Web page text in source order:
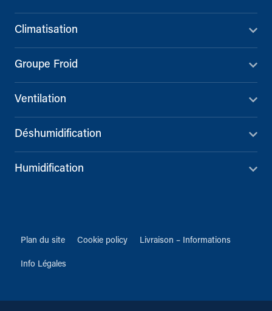
Climatisation
Groupe Froid
Ventilation
Déshumidification
Humidification
Plan du site Cookie policy Livraison – Informations
Info Légales